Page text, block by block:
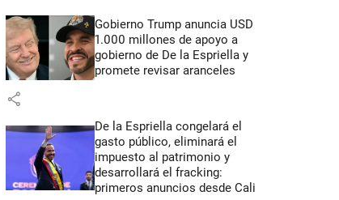
Gobierno Trump anuncia USD
1.000 millones de apoyo a
gobierno de De la Espriella y
promete revisar aranceles
share
De la Espriella congelará el
gasto público, eliminará el
impuesto al patrimonio y
desarrollará el fracking:
primeros anuncios desde Cali